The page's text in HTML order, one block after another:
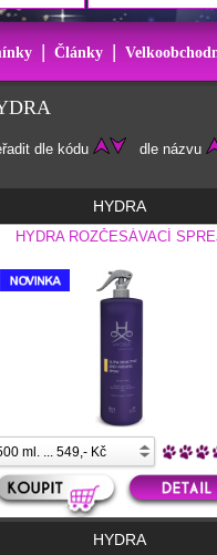
| Články |
dle kódu dle názvu
HYDRA
HYDRA ROZČESÁVACÍ
HYDRA